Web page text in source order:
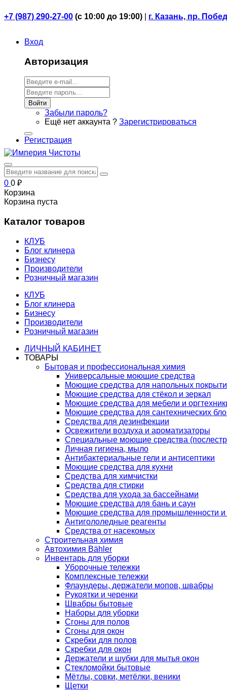
+7 (987) 290-27-00 (с 10:00 до 19:00) г. Казань, пр.
Вход
Авторизация
Войти
Забыли пароль?
Ещё нет аккаунта ? Зарегистрироваться
Регистрация
0 0 ₽
Корзина
Корзина пуста
Каталог товаров
КЛУБ
Блог клинера
Бизнесу
Производители
Розничный магазин
КЛУБ
Блог клинера
Бизнесу
Производители
Розничный магазин
ЛИЧНЫЙ КАБИНЕТ
ТОВАРЫ
Бытовая и профессиональная химия
Универсальные моющие средства
Моющие средства для напольных
Моющие средства для стёкол и зеркал
Моющие средства для мебели и
Моющие средства для сантехнических
Средства для дезинфекции
Освежители воздуха и ароматизаторы
Специальные моющие средства
Личная гигиена, мыло
Антибактериальные гели и антисептики
Моющие средства для кухни
Средства для химчистки
Средства для стирки
Средства для ухода за бассейнами
Моющие средства для бань и саун
Моющие средства для промышленности и
Антигололедные реагенты
Средства от насекомых
Строительная химия
Автохимия Bähler
Инвентарь для уборки
Уборочные тележки
Комплексные тележки
Флаундеры, держатели мопов, швабры
Рукоятки и черенки
Швабры бытовые
Наборы для уборки
Сгоны для полов
Сгоны для окон
Скребки для полов
Скребки для окон
Держатели и шубки для мытья окон
Стекломойки бытовые
Мётлы, совки, метёлки, веники
Щетки